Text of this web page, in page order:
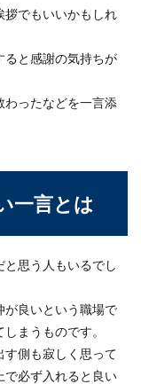
秘訣
をすると失敗する」そ
ライズの何がいけない
で？送り主とし
、開店祝いとして花を
主賓の挨拶をす
拶でもいいかもしれ
ると感謝の気持ちが
わったなどを一言添
一言とは
思う人もいるでし
が良いという職場で
まうものです。
す側も寂しく思って
で必ず入れると良い